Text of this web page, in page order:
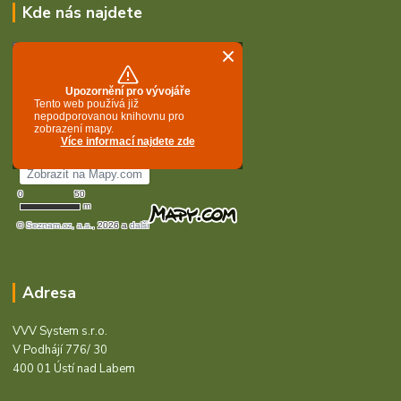
Kde nás najdete
Adresa
VVV System s.r.o.
V Podhájí 776/ 30
400 01 Ústí nad Labem